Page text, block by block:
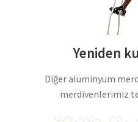
Yeniden
Diğer alüminyum
merdivenlerimiz